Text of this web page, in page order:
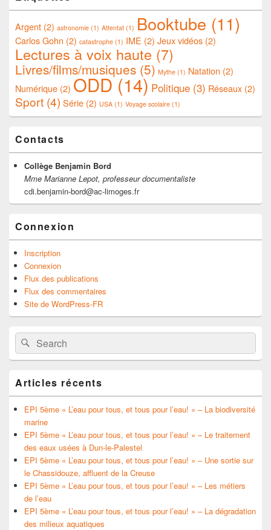
Argent (2) astronomie (1) Attentat (1) Booktube (11)
Carlos Gohn (2) catastrophe (1) IME (2) Jeux vidéos (2)
Lectures à voix haute (7)
Livres/films/musiques (5) Mythe (1) Natation (2)
Numérique (2) ODD(14) Politique (3) Réseaux (2)
Sport (4) Série (2) USA (1) Voyage scolaire (1)
Contacts
Collège Benjamin Bord
Mme Marianne Lepot, professeur documentaliste
cdi.benjamin-bord@ac-limoges.fr
Connexion
Inscription
Connexion
Flux des publications
Flux des commentaires
Site de WordPress-FR
Search
for:
Search
Articles récents
EPI 5ème « L’eau pour tous, et tous pour l’eau! » – La biodiversité
marine
EPI 5ème « L’eau pour tous, et tous pour l’eau! » – Le traitement
des eaux usées à Dun-le-Palestel
EPI 5ème « L’eau pour tous, et tous pour l’eau! » – Une sortie sur
le Chassidouze, affluent de la Creuse
EPI 5ème « L’eau pour tous, et tous pour l’eau! » – Les métiers
de l’eau
EPI 5ème « L’eau pour tous, et tous pour l’eau! » – La dégradation
des milieux aquatiques